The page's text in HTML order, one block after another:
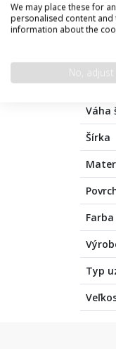
Váha
Šírka
Farba
Typ
We may place these for
personalised content and
information about the
No, adjust